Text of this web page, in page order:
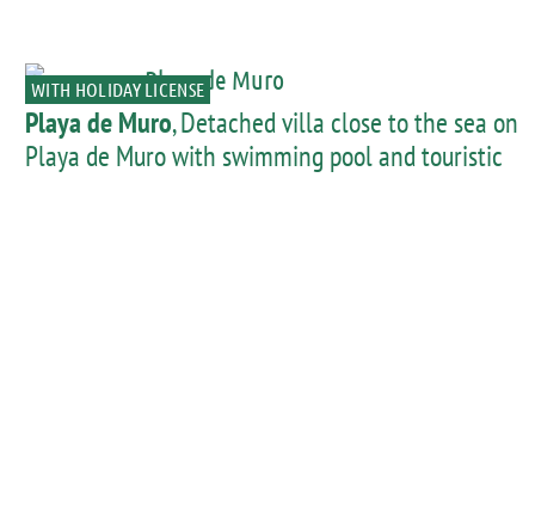
WITH HOLIDAY LICENSE
Playa de Muro, Detached villa close to the sea on
Playa de Muro with swimming pool and touristic